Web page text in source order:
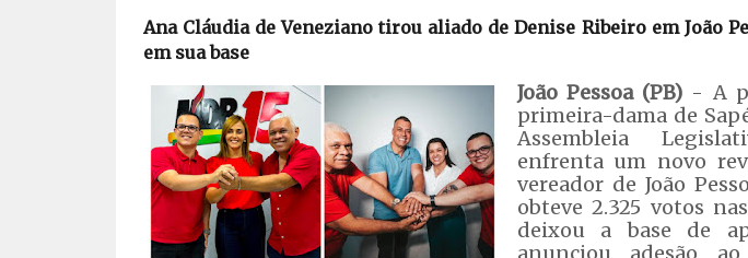
Ana Cláudia de Veneziano tirou aliado de Denise Ribeiro em João
em sua base
João Pessoa (PB) - A
primeira-dama de
Assembleia
enfrenta um novo
vereador de João
obteve 2.325 votos
deixou a base de